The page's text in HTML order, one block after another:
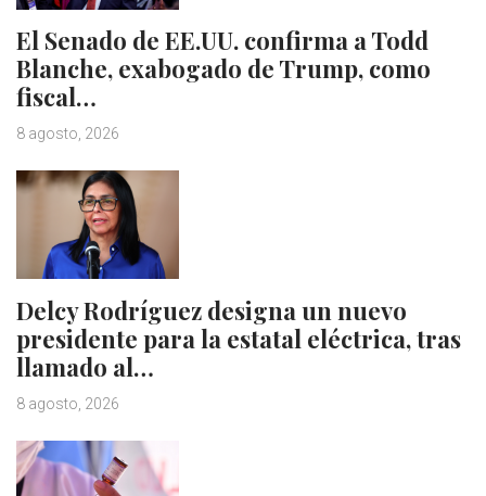
El Senado de EE.UU. confirma a Todd
Blanche, exabogado de Trump, como
fiscal…
8 agosto, 2026
Delcy Rodríguez designa un nuevo
presidente para la estatal eléctrica, tras
llamado al…
8 agosto, 2026